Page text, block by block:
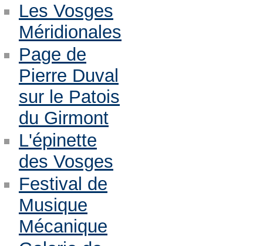
Les Vosges
Méridionales
Page de
Pierre Duval
sur le Patois
du Girmont
L'épinette
des Vosges
Festival de
Musique
Mécanique